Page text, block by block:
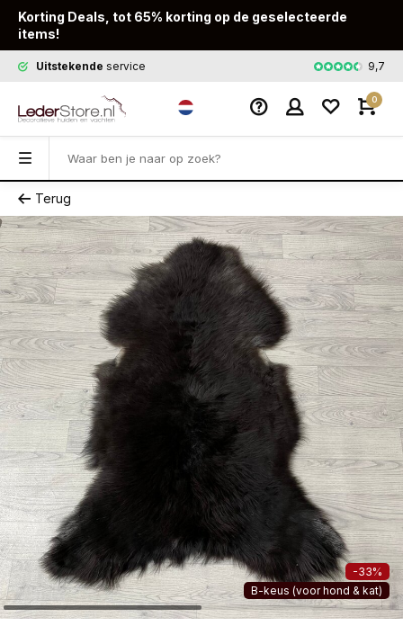
Korting Deals, tot 65% korting op de geselecteerde
items!
Uitstekende service Snelle9,7
0
Terug
-33%
B-keus (voor hond & kat)